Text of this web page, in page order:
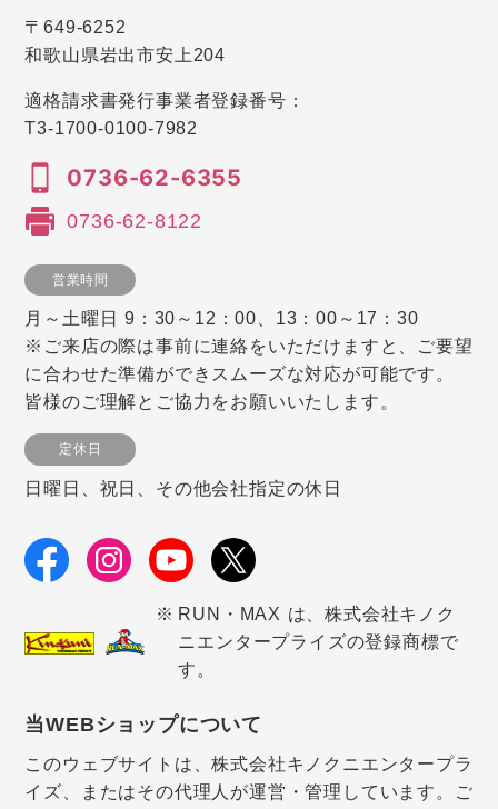
〒649-6252
和歌山県岩出市安上204
適格請求書発行事業者登録番号：
T3-1700-0100-7982
0736-62-6355
0736-62-8122
営業時間
月～土曜日 9：30～12：00、13：00～17：30
※ご来店の際は事前に連絡をいただけますと、ご要望
に合わせた準備ができスムーズな対応が可能です。
皆様のご理解とご協力をお願いいたします。
定休日
日曜日、祝日、その他会社指定の休日
RUN・MAX は、株式会社キノク
ニエンタープライズの登録商標で
す。
当WEBショップについて
このウェブサイトは、株式会社キノクニエンタープラ
イズ、またはその代理人が運営・管理しています。ご